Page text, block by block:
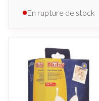
En rupture de stock